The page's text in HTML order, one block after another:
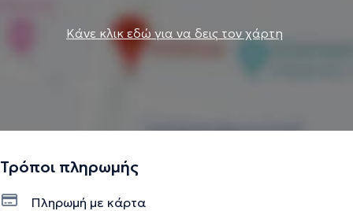
Κάνε κλικ εδώ για να δεις τον χάρτη
Τρόποι πληρωμής
Πληρωμή με κάρτα